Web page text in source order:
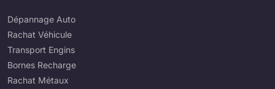
Dépannage Auto
Rachat Véhicule
Transport Engins
Bornes Recharge
Rachat Métaux